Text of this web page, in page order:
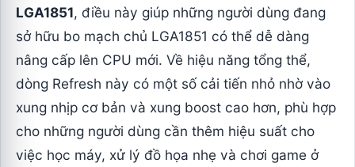
LGA1851, điều này giúp những người dùng đang
sở hữu bo mạch chủ LGA1851 có thể dễ dàng
nâng cấp lên CPU mới. Về hiệu năng tổng thể,
dòng Refresh này có một số cải tiến nhỏ nhờ vào
xung nhịp cơ bản và xung boost cao hơn, phù hợp
cho những người dùng cần thêm hiệu suất cho
việc học máy, xử lý đồ họa nhẹ và chơi game ở